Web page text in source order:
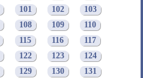
101 102
103
108 109
110
115 116
117
122 123
124
129 130
131